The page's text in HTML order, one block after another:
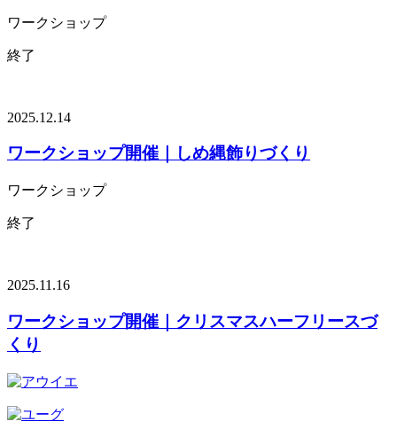
ワークショップ
終了
2025.12.14
ワークショップ開催｜しめ縄飾りづくり
ワークショップ
終了
2025.11.16
ワークショップ開催｜クリスマスハーフリースづ
くり